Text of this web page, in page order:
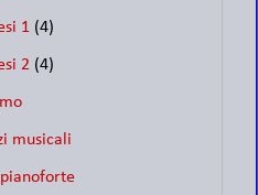
1 (4)
2 (4)
musicali